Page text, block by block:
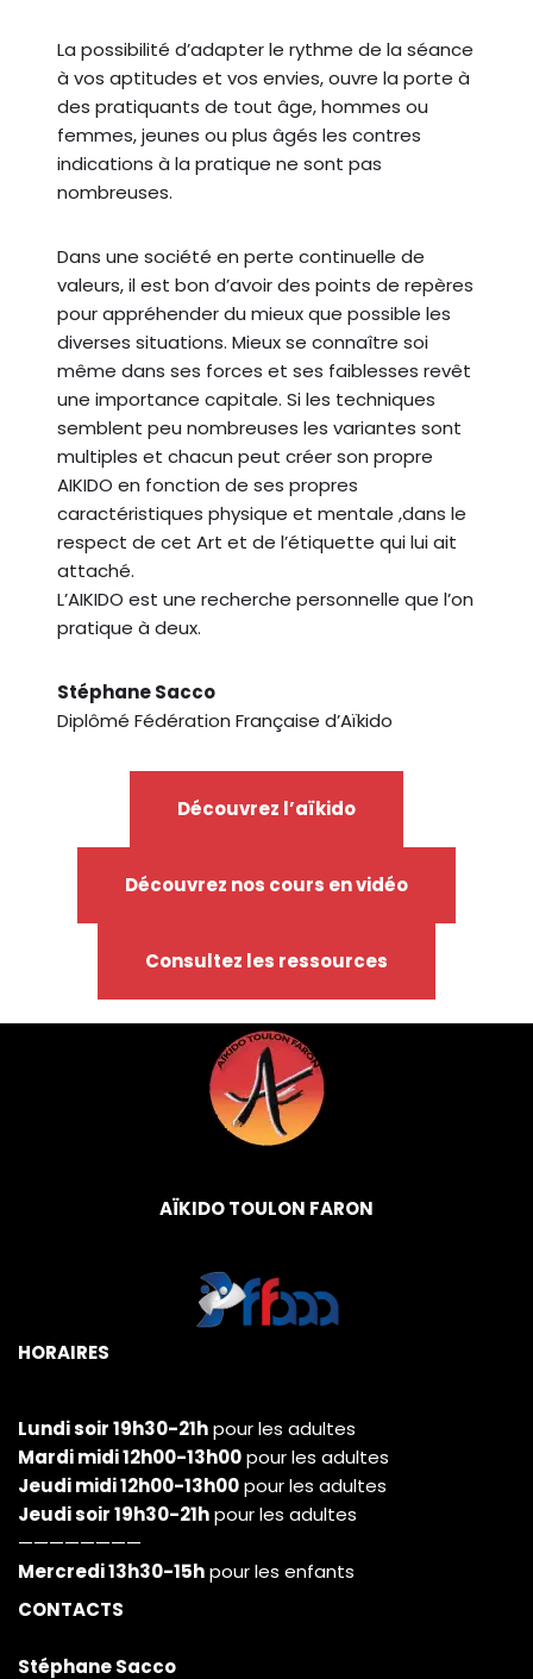
La possibilité d’adapter le rythme de la séance
à vos aptitudes et vos envies, ouvre la porte à
des pratiquants de tout âge, hommes ou
femmes, jeunes ou plus âgés les contres
indications à la pratique ne sont pas
nombreuses.
Dans une société en perte continuelle de
valeurs, il est bon d’avoir des points de repères
pour appréhender du mieux que possible les
diverses situations. Mieux se connaître soi
même dans ses forces et ses faiblesses revêt
une importance capitale. Si les techniques
semblent peu nombreuses les variantes sont
multiples et chacun peut créer son propre
AIKIDO en fonction de ses propres
caractéristiques physique et mentale ,dans le
respect de cet Art et de l’étiquette qui lui ait
attaché.
L’AIKIDO est une recherche personnelle que l’on
pratique à deux.
Stéphane Sacco
Diplômé Fédération Française d’Aïkido
Découvrez l’aïkido
Découvrez nos cours en vidéo
Consultez les ressources
AÏKIDO TOULON FARON
HORAIRES
Lundi soir 19h30-21hpour les adultes
Mardi midi 12h00-13h00pour les adultes
Jeudi midi 12h00-13h00pour les adultes
Jeudi soir 19h30-21hpour les adultes
————————
Mercredi 13h30-15hpour les enfants
CONTACTS
Stéphane Sacco